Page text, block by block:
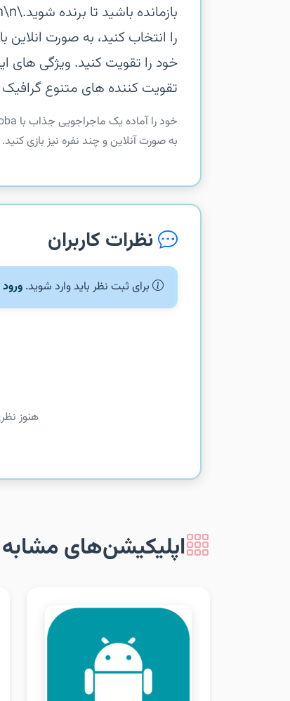
را انتخاب کنید، به صورت
خود را تقویت کنید.‏ ویژگی های
تقویت کننده های متنوع‏ گرافیک
به صورت آنلاین و چند نفره نیز بازی
نظرات کاربران
برای ثبت نظر باید وارد شوید. ورود
هنوز
اپلیکیشن‌های مشابه